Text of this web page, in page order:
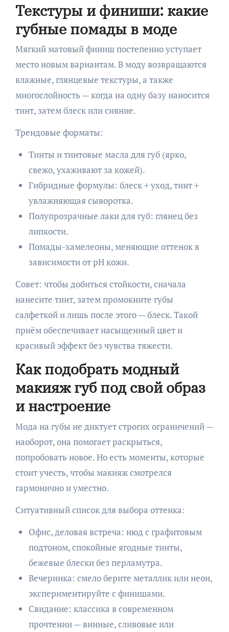
Текстуры и финиши: какие
губные помады в моде
Мягкий матовый финиш постепенно уступает
место новым вариантам. В моду возвращаются
влажные, глянцевые текстуры, а также
многослойность — когда на одну базу наносится
тинт, затем блеск или сияние.
Трендовые форматы:
Тинты и тинтовые масла для губ (ярко,
свежо, ухаживают за кожей).
Гибридные формулы: блеск + уход, тинт +
увлажняющая сыворотка.
Полупрозрачные лаки для губ: глянец без
липкости.
Помады-хамелеоны, меняющие оттенок в
зависимости от pH кожи.
Совет: чтобы добиться стойкости, сначала
нанесите тинт, затем промокните губы
салфеткой и лишь после этого — блеск. Такой
приём обеспечивает насыщенный цвет и
красивый эффект без чувства тяжести.
Как подобрать модный
макияж губ под свой образ
и настроение
Мода на губы не диктует строгих ограничений —
наоборот, она помогает раскрыться,
попробовать новое. Но есть моменты, которые
стоит учесть, чтобы макияж смотрелся
гармонично и уместно.
Ситуативный список для выбора оттенка:
Офис, деловая встреча: нюд с графитовым
подтоном, спокойные ягодные тинты,
бежевые блески без перламутра.
Вечеринка: смело берите металлик или неон,
экспериментируйте с финишами.
Свидание: классика в современном
прочтении — винные, сливовые или